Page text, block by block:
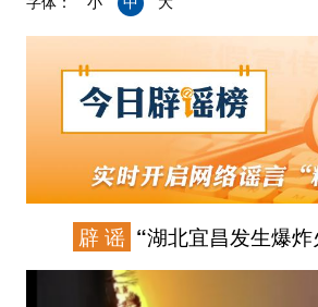
辟 谣 “湖北宜昌发生爆